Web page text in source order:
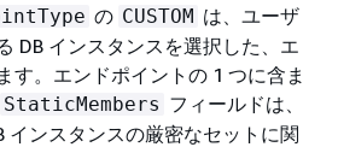
の CUSTOM は、ユーザ
DB インスタンスを選択した、エ
す。エンドポイントの 1 つに含ま
StaticMembers フィールドは、
インスタンスの厳密なセットに関